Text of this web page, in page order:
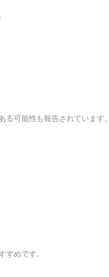
可能性も報告されています。
めです。